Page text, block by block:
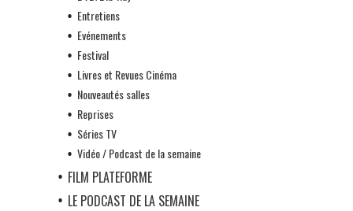
Entretiens
Evénements
Festival
Livres et Revues Cinéma
Nouveautés salles
Reprises
Séries TV
Vidéo / Podcast de la semaine
FILM PLATEFORME
LE PODCAST DE LA SEMAINE